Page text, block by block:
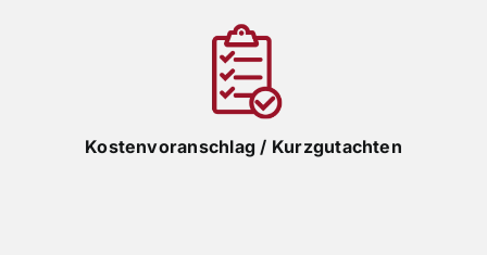
Kostenvoranschlag / Kurzgutachten